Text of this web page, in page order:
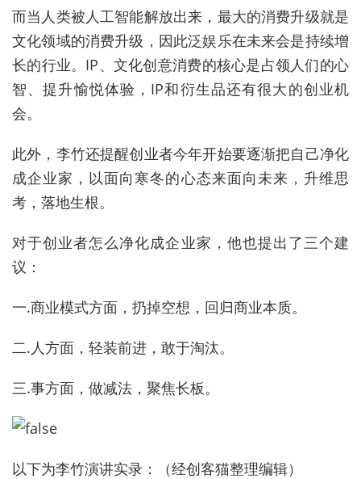
而当人类被人工智能解放出来，最大的消费升级就是
文化领域的消费升级，因此泛娱乐在未来会是持续增
长的行业。IP、文化创意消费的核心是占领人们的心
智、提升愉悦体验，IP和衍生品还有很大的创业机
会。
此外，李竹还提醒创业者今年开始要逐渐把自己净化
成企业家，以面向寒冬的心态来面向未来，升维思
考，落地生根。
对于创业者怎么净化成企业家，他也提出了三个建
议：
一.商业模式方面，扔掉空想，回归商业本质。
二.人方面，轻装前进，敢于淘汰。
三.事方面，做减法，聚焦长板。
以下为李竹演讲实录：（经创客猫整理编辑）